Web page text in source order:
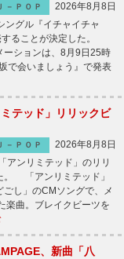
Ｊ－ＰＯＰ
2026年8月8日
グル『イチャイチャ
することが決定した。
ーションは、8月9日25時
で会いましょう』で発表
テッド」リリックビ
Ｊ－ＰＯＰ
2026年8月8日
ンリミテッド」のリリ
。 「アンリミテッド」
し」のCMソングで、メ
楽曲。ブレイクビーツを
、新曲「八